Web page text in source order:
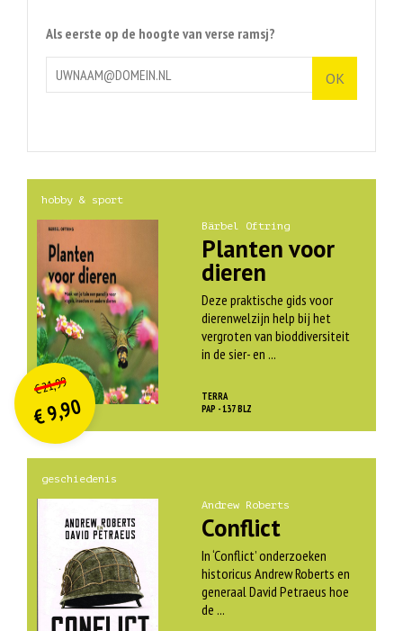
Als eerste op de hoogte van verse ramsj?
hobby & sport
Bärbel Oftring
Planten voor
dieren
Deze praktische gids voor
dierenwelzijn help bij het
vergroten van bioddiversiteit
in de sier- en ...
TERRA
PAP - 137 BLZ
€21,99O
orspr
onkelijke
prijs
was:
€ 21,99.
€9,90
Huidige
prijs
is:
€ 9,90.
geschiedenis
Andrew Roberts
Conflict
In ‘Conflict’ onderzoeken
historicus Andrew Roberts en
generaal David Petraeus hoe
de ...